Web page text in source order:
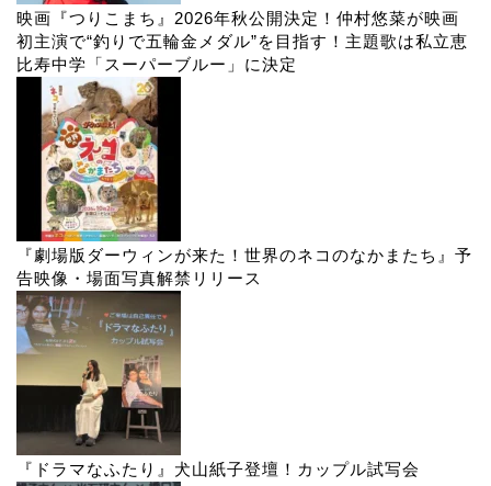
映画『つりこまち』2026年秋公開決定！仲村悠菜が映画
初主演で“釣りで五輪金メダル”を目指す！主題歌は私立恵
比寿中学「スーパーブルー」に決定
『劇場版ダーウィンが来た！世界のネコのなかまたち』予
告映像・場面写真解禁リリース
『ドラマなふたり』犬山紙子登壇！カップル試写会